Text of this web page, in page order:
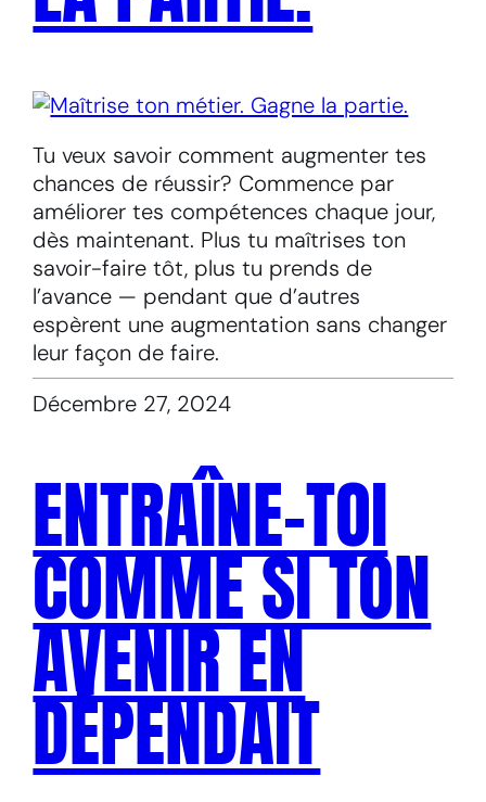
Tu veux savoir comment augmenter tes
chances de réussir? Commence par
améliorer tes compétences chaque jour,
dès maintenant. Plus tu maîtrises ton
savoir-faire tôt, plus tu prends de
l’avance — pendant que d’autres
espèrent une augmentation sans changer
leur façon de faire.
Décembre 27, 2024
ENTRAÎNE-TOI
COMME SI TON
AVENIR EN
DÉPENDAIT